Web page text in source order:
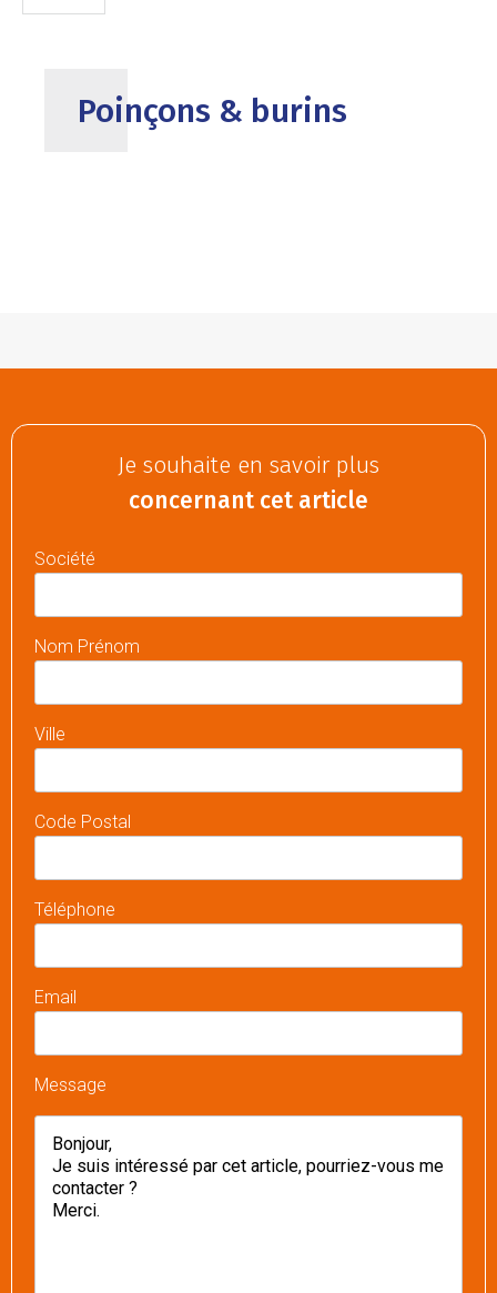
Poinçons & burins
Je souhaite en savoir plus
concernant cet article
Société
Nom Prénom
Ville
Code Postal
Téléphone
Email
Message